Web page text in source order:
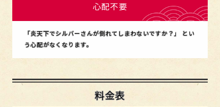
心配不要
「炎天下でシルバーさんが倒れてしまわないですか？」 とい
う心配がなくなります。
料金表